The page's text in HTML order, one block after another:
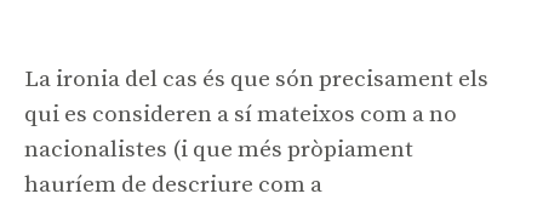
La ironia del cas és que són precisament els
qui es consideren a sí mateixos com a no
nacionalistes (i que més pròpiament
hauríem de descriure com a